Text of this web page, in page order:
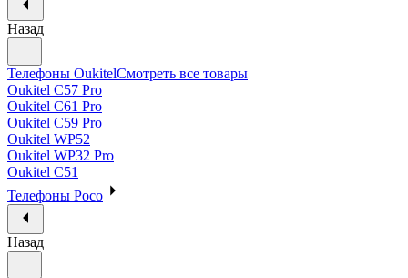
Назад
Телефоны OukitelСмотреть все товары
Oukitel C57 Pro
Oukitel C61 Pro
Oukitel C59 Pro
Oukitel WP52
Oukitel WP32 Pro
Oukitel C51
Телефоны Poco
Назад